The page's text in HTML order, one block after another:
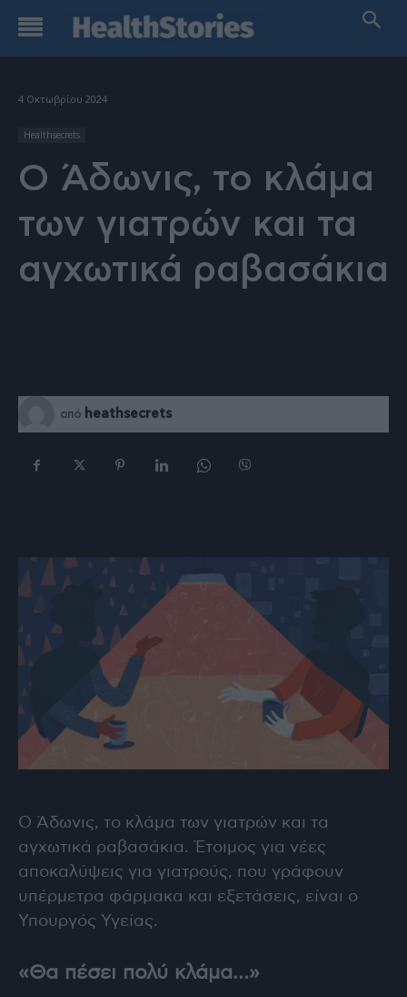
4 Οκτωβρίου 2024
Healthsecrets
Ο Άδωνις, το κλάμα
των γιατρών και τα
αγχωτικά ραβασάκια
από heathsecrets
Ο Άδωνις, το κλάμα των γιατρών και τα
αγχωτικά ραβασάκια. Έτοιμος για νέες
αποκαλύψεις για γιατρούς, που γράφουν
υπέρμετρα φάρμακα και εξετάσεις, είναι ο
Υπουργός Υγείας.
«Θα πέσει πολύ κλάμα…»